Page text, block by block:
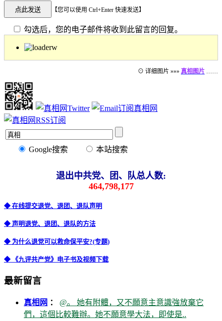
【您可以使用 Ctrl+Enter 快速发送】
勾选后，您的电子邮件将收到此留言的回复。
⊙ 详细图片 »»» 真相图片
Google搜索 本站搜索
退出中共党、团、队总人数:
464,798,177
◆ 在线提交退党、退团、退队声明
◆ 声明退党、退团、退队的方法
◆ 为什么退党可以救命保平安?(专题)
◆ 《九评共产党》电子书及视频下载
最新留言
真相网 ： @。 她有附體，又不願意主意識強放棄它
們，這個比較難辦。她不願意學大法，即使是..